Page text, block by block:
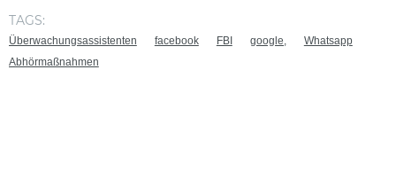
TAGS:
Überwachungsassistenten facebook FBI google,
Whatsapp
Abhörmaßnahmen